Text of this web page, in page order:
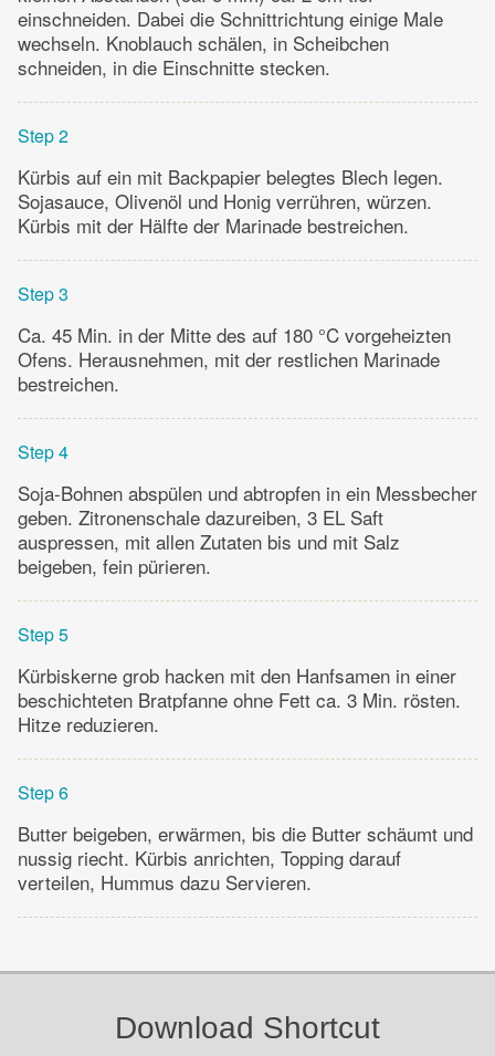
einschneiden. Dabei die Schnittrichtung einige Male
wechseln. Knoblauch schälen, in Scheibchen
schneiden, in die Einschnitte stecken.
Step 2
Kürbis auf ein mit Backpapier belegtes Blech legen.
Sojasauce, Olivenöl und Honig verrühren, würzen.
Kürbis mit der Hälfte der Marinade bestreichen.
Step 3
Ca. 45 Min. in der Mitte des auf 180 °C vorgeheizten
Ofens. Herausnehmen, mit der restlichen Marinade
bestreichen.
Step 4
Soja-Bohnen abspülen und abtropfen in ein Messbecher
geben. Zitronenschale dazureiben, 3 EL Saft
auspressen, mit allen Zutaten bis und mit Salz
beigeben, fein pürieren.
Step 5
Kürbiskerne grob hacken mit den Hanfsamen in einer
beschichteten Bratpfanne ohne Fett ca. 3 Min. rösten.
Hitze reduzieren.
Step 6
Butter beigeben, erwärmen, bis die Butter schäumt und
nussig riecht. Kürbis anrichten, Topping darauf
verteilen, Hummus dazu Servieren.
Download Shortcut